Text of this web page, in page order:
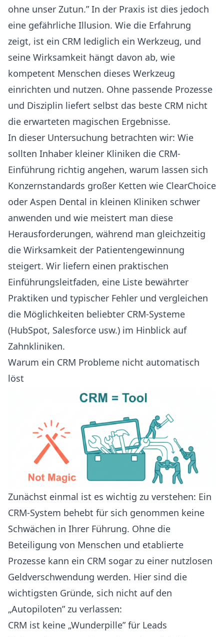
ohne unser Zutun.” In der Praxis ist dies jedoch
eine gefährliche Illusion. Wie die Erfahrung
zeigt, ist ein CRM lediglich ein Werkzeug, und
seine Wirksamkeit hängt davon ab, wie
kompetent Menschen dieses Werkzeug
einrichten und nutzen. Ohne passende Prozesse
und Disziplin liefert selbst das beste CRM nicht
die erwarteten magischen Ergebnisse.
In dieser Untersuchung betrachten wir: Wie
sollten Inhaber kleiner Kliniken die CRM-
Einführung richtig angehen, warum lassen sich
Konzernstandards großer Ketten wie ClearChoice
oder Aspen Dental in kleinen Kliniken schwer
anwenden und wie meistert man diese
Herausforderungen, während man gleichzeitig
die Wirksamkeit der Patientengewinnung
steigert. Wir liefern einen praktischen
Einführungsleitfaden, eine Liste bewährter
Praktiken und typischer Fehler und vergleichen
die Möglichkeiten beliebter CRM-Systeme
(HubSpot, Salesforce usw.) im Hinblick auf
Zahnkliniken.
Warum ein CRM Probleme nicht automatisch
löst
Zunächst einmal ist es wichtig zu verstehen: Ein
CRM-System behebt für sich genommen keine
Schwächen in Ihrer Führung. Ohne die
Beteiligung von Menschen und etablierte
Prozesse kann ein CRM sogar zu einer nutzlosen
Geldverschwendung werden. Hier sind die
wichtigsten Gründe, sich nicht auf den
„Autopiloten” zu verlassen:
CRM ist keine „Wunderpille” für Leads